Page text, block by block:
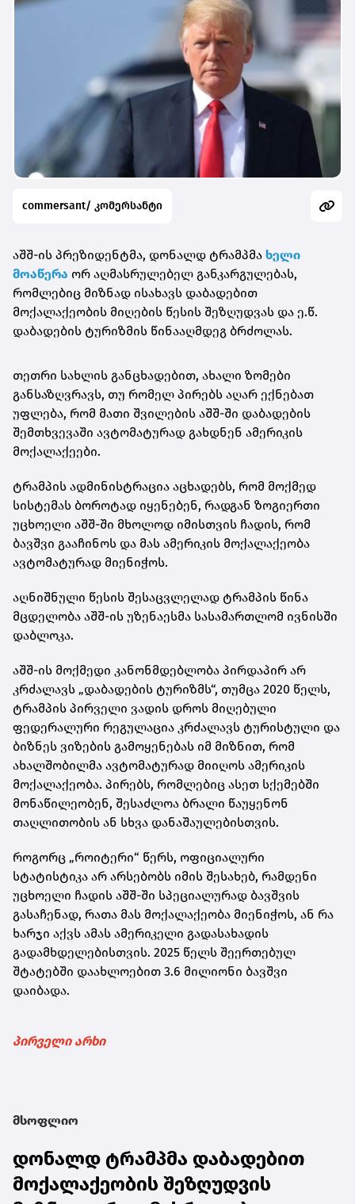
commersant/ კომერსანტი
აშშ-ის პრეზიდენტმა, დონალდ ტრამპმა ხელი
მოაწერა ორ აღმასრულებელ განკარგულებას,
რომლებიც მიზნად ისახავს დაბადებით
მოქალაქეობის მიღების წესის შეზღუდვას და ე.წ.
დაბადების ტურიზმის წინააღმდეგ ბრძოლას.
თეთრი სახლის განცხადებით, ახალი ზომები
განსაზღვრავს, თუ რომელ პირებს აღარ ექნებათ
უფლება, რომ მათი შვილების აშშ-ში დაბადების
შემთხვევაში ავტომატურად გახდნენ ამერიკის
მოქალაქეები.
ტრამპის ადმინისტრაცია აცხადებს, რომ მოქმედ
სისტემას ბოროტად იყენებენ, რადგან ზოგიერთი
უცხოელი აშშ-ში მხოლოდ იმისთვის ჩადის, რომ
ბავშვი გააჩინოს და მას ამერიკის მოქალაქეობა
ავტომატურად მიენიჭოს.
აღნიშნული წესის შესაცვლელად ტრამპის წინა
მცდელობა აშშ-ის უზენაესმა სასამართლომ ივნისში
დაბლოკა.
აშშ-ის მოქმედი კანონმდებლობა პირდაპირ არ
კრძალავს „დაბადების ტურიზმს“, თუმცა 2020 წელს,
ტრამპის პირველი ვადის დროს მიღებული
ფედერალური რეგულაცია კრძალავს ტურისტული და
ბიზნეს ვიზების გამოყენებას იმ მიზნით, რომ
ახალშობილმა ავტომატურად მიიღოს ამერიკის
მოქალაქეობა. პირებს, რომლებიც ასეთ სქემებში
მონაწილეობენ, შესაძლოა ბრალი წაუყენონ
თაღლითობის ან სხვა დანაშაულებისთვის.
როგორც „როიტერი“ წერს, ოფიციალური
სტატისტიკა არ არსებობს იმის შესახებ, რამდენი
უცხოელი ჩადის აშშ-ში სპეციალურად ბავშვის
გასაჩენად, რათა მას მოქალაქეობა მიენიჭოს, ან რა
ხარჯი აქვს ამას ამერიკელი გადასახადის
გადამხდელებისთვის. 2025 წელს შეერთებულ
შტატებში დაახლოებით 3.6 მილიონი ბავშვი
დაიბადა.
პირველი არხი
მსოფლიო
დონალდ ტრამპმა დაბადებით
მოქალაქეობის შეზღუდვის